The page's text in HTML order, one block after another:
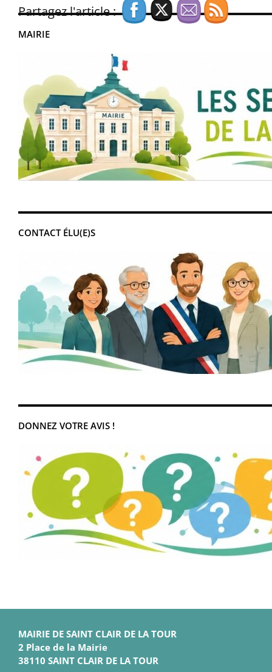
MAIRIE
CONTACT ÉLU(E)S
DONNEZ VOTRE AVIS !
Partagez l'article :
MAIRIE DE SAINT CLAIR DE LA TOUR
2 Place de la Mairie
38110 SAINT CLAIR DE LA TOUR